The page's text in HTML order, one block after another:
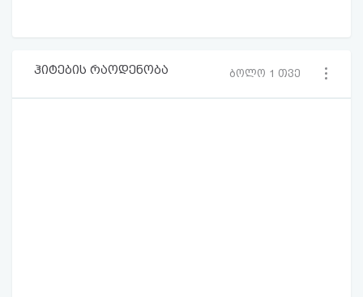
ჰიტების რაოდენობა ბოლო 1 თვე